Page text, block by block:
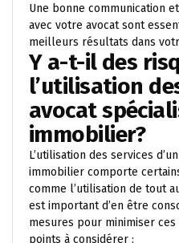
Une bonne communication
avec votre avocat sont
meilleurs résultats dans
Y a-t-il des
l’utilisation
avocat
immobilier?
L’utilisation des services
immobilier comporte
comme l’utilisation de tout
est important d’en être
mesures pour minimiser
points à considérer :